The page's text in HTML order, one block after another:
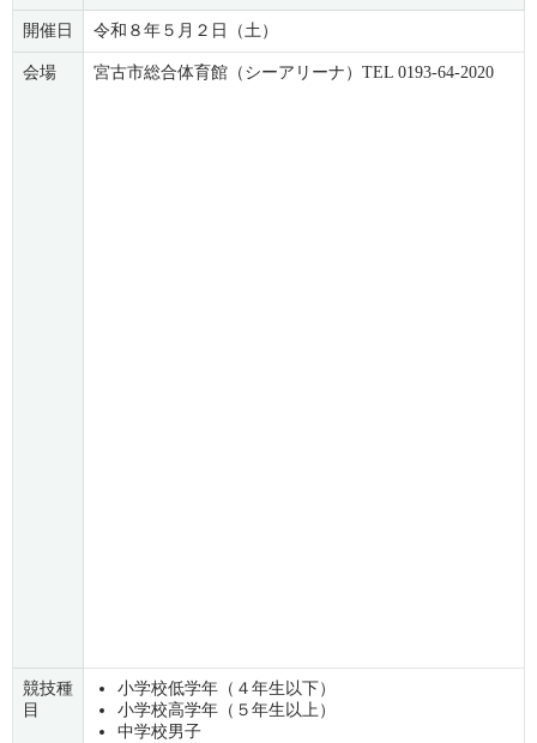
開催日 令和８年５月２日（土）
会場 宮古市総合体育館（シーアリーナ）TEL 0193-64-2020
競技種
目
小学校低学年（４年生以下）
小学校高学年（５年生以上）
中学校男子